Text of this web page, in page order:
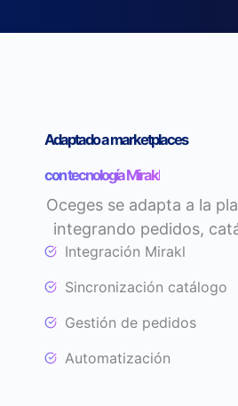
Adaptado a marketplaces
con tecnología Mirakl
Oceges se adapta a la
integrando pedidos,
Integración Mirakl
Sincronización catálogo
Gestión de pedidos
Automatización